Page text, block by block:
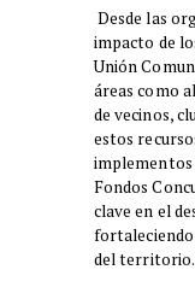
Desde las
impacto de
Unión
áreas como
de vecinos,
estos
implementos
Fondos
clave en el
del territorio.